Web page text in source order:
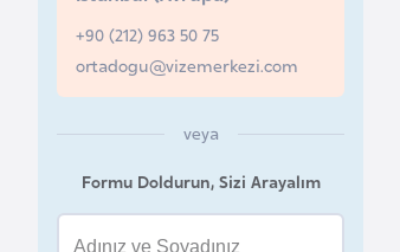
+90 (212) 963 50 75
ortadogu@vizemerkezi.com
veya
Formu Doldurun, Sizi Arayalım
r
u
s
B